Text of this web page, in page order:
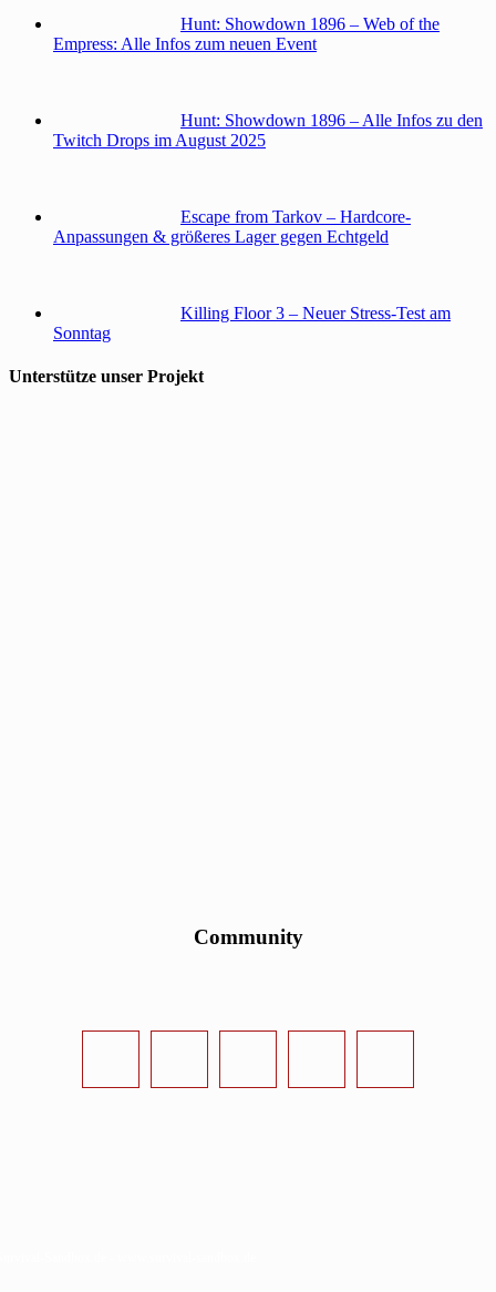
Hunt: Showdown 1896 – Web of the
Empress: Alle Infos zum neuen Event
Hunt: Showdown 1896 – Alle Infos zu den
Twitch Drops im August 2025
Escape from Tarkov – Hardcore-
Anpassungen & größeres Lager gegen Echtgeld
Killing Floor 3 – Neuer Stress-Test am
Sonntag
Unterstütze unser Projekt
Community